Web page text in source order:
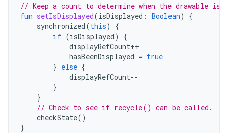
// Keep a count to determine when the drawable is
fun setIsDisplayed(isDisplayed : Boolean)
{
synchronized(this)
{
if (isDisplayed)
{
displayRefCount++
hasBeenDisplayed = true
} else {
displayRefCount--
}
}
// Check to see if recycle() can be called.
checkState()
}